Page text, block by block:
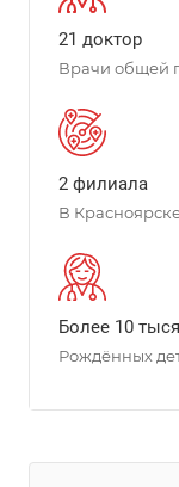
21 доктор
Врачи общей
2 филиала
В
Более 10
Рождённых